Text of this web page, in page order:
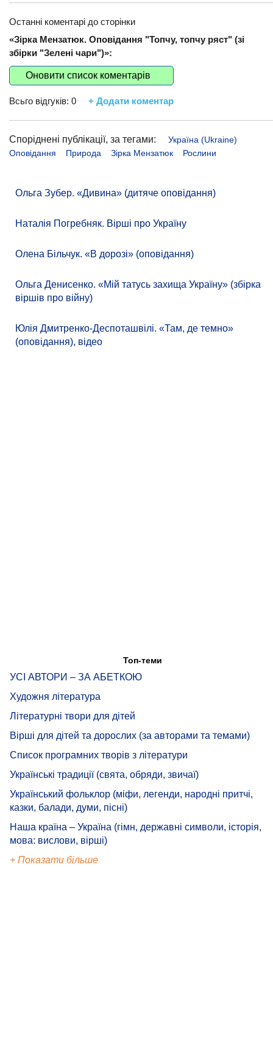
Останні коментарі до сторінки
«Зірка Мензатюк. Оповідання "Топчу, топчу ряст" (зі
збірки "Зелені чари")»:
Оновити список коментарів
Всьго відгуків: 0 + Додати коментар
Споріднені публікації, за тегами:
Україна (Ukraine)
Оповідання
Природа Зірка Мензатюк Рослини
Ольга Зубер. «Дивина» (дитяче оповідання)
Наталія Погребняк. Вірші про Україну
Олена Більчук. «В дорозі» (оповідання)
Ольга Денисенко. «Мій татусь захища Україну» (збірка
віршів про війну)
Юлія Дмитренко-Деспоташвілі. «Там, де темно»
(оповідання), відео
Топ-теми
УСІ АВТОРИ – ЗА АБЕТКОЮ
Художня література
Літературні твори для дітей
Вірші для дітей та дорослих (за авторами та темами)
Список програмних творів з літератури
Українські традиції (свята, обряди, звичаї)
Український фольклор (міфи, легенди, народні притчі,
казки, балади, думи, пісні)
Наша країна – Україна (гімн, державні символи, історія,
мова: вислови, вірші)
+ Показати більше